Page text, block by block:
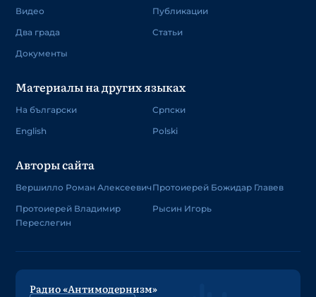
Видео
Два града
Документы
Публикации
Статьи
Материалы на других языках
На български
English
Српски
Polski
Авторы сайта
Вершилло Роман Алексеевич
Протоиерей Владимир
Переслегин
Протоиерей Божидар Главев
Рысин Игорь
Радио «Антимодернизм»